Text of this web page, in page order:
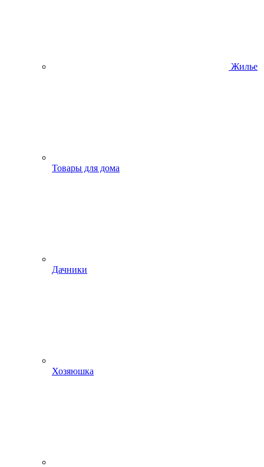
Жилье
Товары для дома
Дачники
Хозяюшка